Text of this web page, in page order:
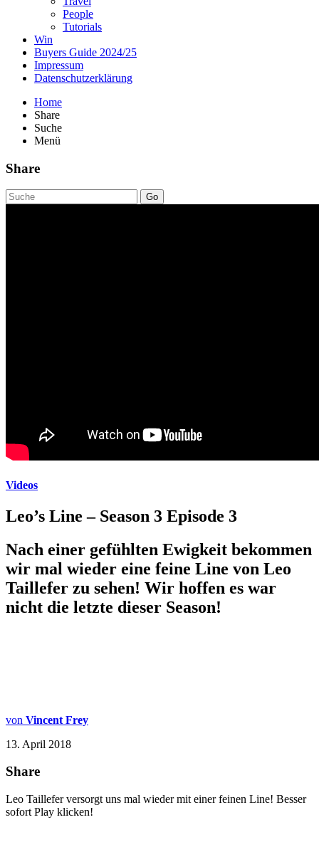
People
Tutorials
Win
Buyers Guide 2024/25
Impressum
Datenschutzerklärung
Home
Share
Suche
Menü
Share
Go
Videos
Leo’s Line – Season 3 Episode 3
Nach einer gefühlten Ewigkeit bekommen
wir mal wieder eine feine Line von Leo
Taillefer zu sehen! Wir hoffen es war
nicht die letzte dieser Season!
von Vincent Frey
13. April 2018
Share
Leo Taillefer versorgt uns mal wieder mit einer feinen Line! Besser
sofort Play klicken!